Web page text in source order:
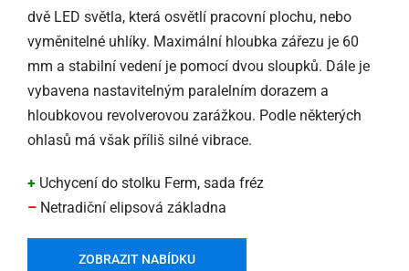
dvě LED světla, která osvětlí pracovní plochu, nebo
vyměnitelné uhlíky. Maximální hloubka zářezu je 60
mm a stabilní vedení je pomocí dvou sloupků. Dále je
vybavena nastavitelným paralelním dorazem a
hloubkovou revolverovou zarážkou. Podle některých
ohlasů má však příliš silné vibrace.
+ Uchycení do stolku Ferm, sada fréz
– Netradiční elipsová základna
ZOBRAZIT NABÍDKU